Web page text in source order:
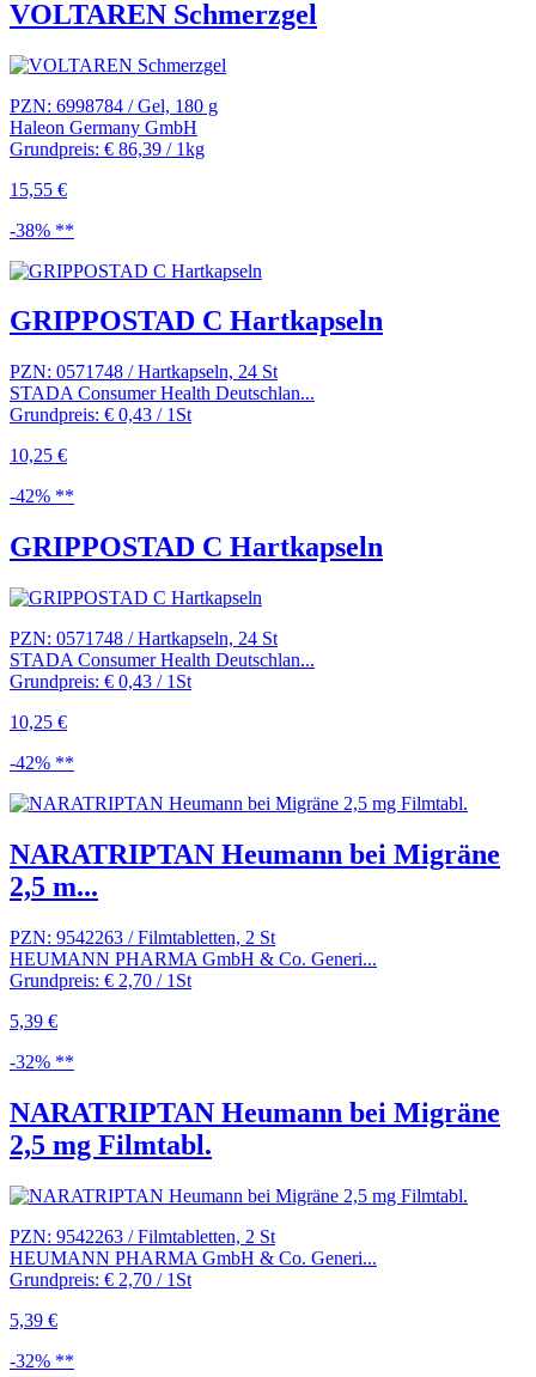
VOLTAREN Schmerzgel
PZN: 6998784 / Gel, 180 g
Haleon Germany GmbH
Grundpreis: € 86,39 / 1kg
15,55 €
-38% **
GRIPPOSTAD C Hartkapseln
PZN: 0571748 / Hartkapseln, 24 St
STADA Consumer Health Deutschlan...
Grundpreis: € 0,43 / 1St
10,25 €
-42% **
GRIPPOSTAD C Hartkapseln
PZN: 0571748 / Hartkapseln, 24 St
STADA Consumer Health Deutschlan...
Grundpreis: € 0,43 / 1St
10,25 €
-42% **
NARATRIPTAN Heumann bei Migräne
2,5 m...
PZN: 9542263 / Filmtabletten, 2 St
HEUMANN PHARMA GmbH & Co. Generi...
Grundpreis: € 2,70 / 1St
5,39 €
-32% **
NARATRIPTAN Heumann bei Migräne
2,5 mg Filmtabl.
PZN: 9542263 / Filmtabletten, 2 St
HEUMANN PHARMA GmbH & Co. Generi...
Grundpreis: € 2,70 / 1St
5,39 €
-32% **